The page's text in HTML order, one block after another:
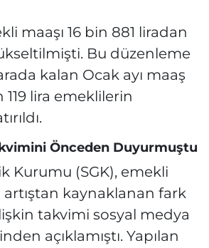
maaşı 16 bin 881 liradan
Bu düzenleme
kalan Ocak ayı maaş
119 lira emeklilerin
Önceden Duyurmuştu
Kurumu (SGK), emekli
artıştan kaynaklanan fark
takvimi sosyal medya
açıklamıştı. Yapılan